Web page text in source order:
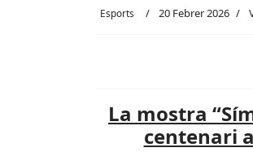
Esports 20 Febrer 2026
La mostra
centenari